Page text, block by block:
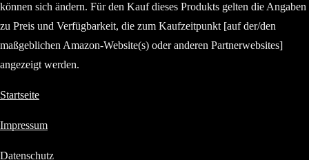
können sich ändern. Für den Kauf dieses Produkts gelten die Angaben
zu Preis und Verfügbarkeit, die zum Kaufzeitpunkt [auf der/den
maßgeblichen Amazon-Website(s) oder anderen Partnerwebsites]
angezeigt werden.
Startseite
Impressum
Datenschutz